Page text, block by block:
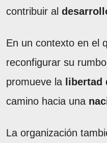
contribuir al
En un contexto en el
reconfigurar su
promueve la libertad
camino hacia una
La organización